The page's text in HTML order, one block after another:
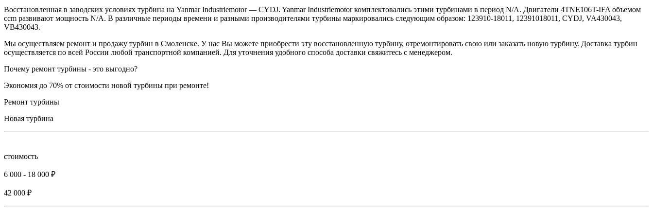
Восстановленная в заводских условиях турбина на Yanmar Industriemotor — CYDJ. Yanmar Industriemotor комплектовались этими турбинами в период N/A. Двигатели 4TNE106T-IFA объемом
ccm развивают мощность N/A. В различные периоды времени и разными производителями турбины маркировались следующим образом: 123910-18011, 12391018011, CYDJ, VA430043,
VB430043.
Мы осуществляем ремонт и продажу турбин в Смоленске. У нас Вы можете приобрести эту восстановленную турбину, отремонтировать свою или заказать новую турбину. Доставка турбин
осуществляется по всей России любой транспортной компанией. Для уточнения удобного способа доставки свяжитесь с менеджером.
Почему ремонт турбины - это выгодно?
Экономия до 70% от стоимости новой турбины при ремонте!
Ремонт турбины
Новая турбина
стоимость
6 000 - 18 000 ₽
42 000 ₽